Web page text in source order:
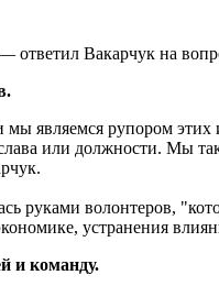
Вакарчук на
являемся рупором
или должности. Мы
руками волонтеров,
устранения
и команду.